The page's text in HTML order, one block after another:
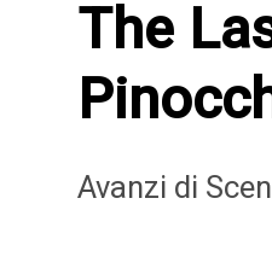
The
Avanzi di